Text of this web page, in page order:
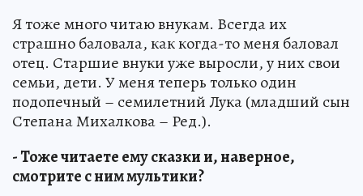
Я тоже много читаю внукам. Всегда их
страшно баловала, как когда-то меня баловал
отец. Старшие внуки уже выросли, у них свои
семьи, дети. У меня теперь только один
подопечный – семилетний Лука (младший сын
Степана Михалкова – Ред.).
- Тоже читаете ему сказки и, наверное,
смотрите с ним мультики?